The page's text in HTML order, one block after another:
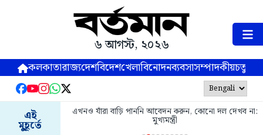
৬ আগস্ট, ২০২৬
কলকাতারাজ্যদেশবিদেশখেলাবিনোদনব্যবসাসম্পাদকীয়
এই
মুহূর্তে
এখনও যাঁরা বাড়ি পাননি আবেদন করুন, কোনো দল দেখব না:
মুখ্যমন্ত্রী